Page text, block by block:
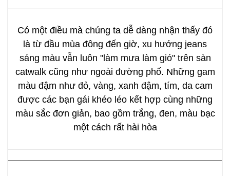
Có một điều mà chúng ta dễ dàng nhận thấy đó
là từ đầu mùa đông đến giờ, xu hướng jeans
sáng màu vẫn luôn "làm mưa làm gió" trên sàn
catwalk cũng như ngoài đường phố. Những gam
màu đậm như đỏ, vàng, xanh đậm, tím, da cam
được các bạn gái khéo léo kết hợp cùng những
màu sắc đơn giản, bao gồm trắng, đen, màu bạc
một cách rất hài hòa